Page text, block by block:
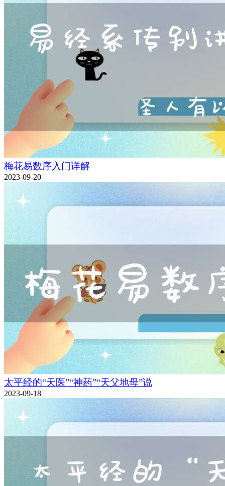
梅花易数序入门详解
2023-09-20
太平经的“天医”“神药”“天父地母”说
2023-09-18